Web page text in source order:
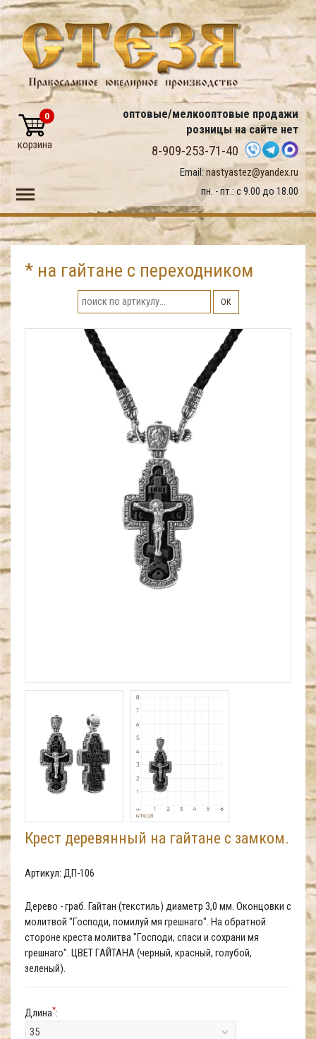
оптовые/мелкооптовые продажи
розницы на сайте нет
8-909-253-71-40
Email: nastyastez@yandex.ru
пн. - пт.: с 9.00 до 18.00
0
корзина
Toggle main menu visibility
* на гайтане с переходником
ОК
Крест деревянный на гайтане с замком.
Артикул: ДП-106
Дерево - граб. Гайтан (текстиль) диаметр 3,0 мм. Оконцовки с
молитвой "Господи, помилуй мя грешнаго". На обратной
стороне креста молитва "Господи, спаси и сохрани мя
грешнаго". ЦВЕТ ГАЙТАНА (черный, красный, голубой,
зеленый).
Длина*:
35